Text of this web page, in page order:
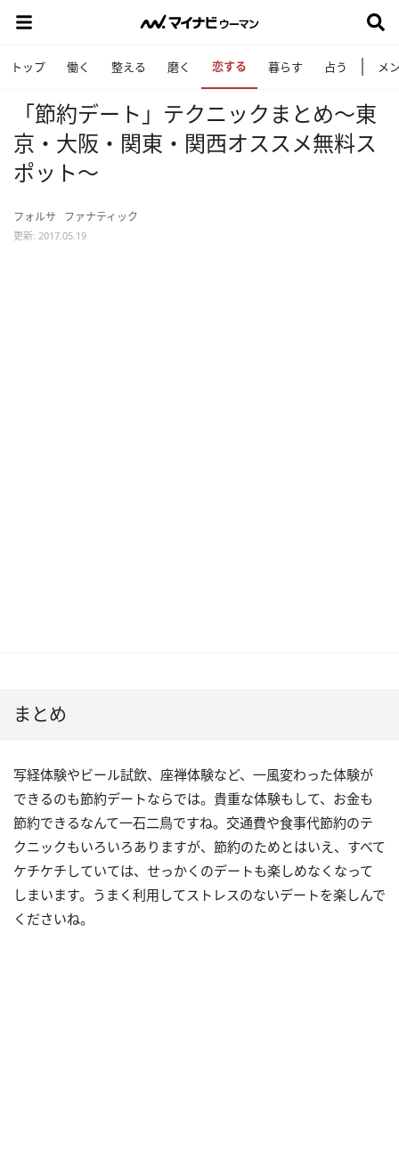
トップ 働く 整える 磨く 恋する 暮らす 占う メ
「節約デート」テクニックまとめ～東
京・大阪・関東・関西オススメ無料ス
ポット～
フォルサ ファナティック
更新: 2017.05.19
まとめ
写経体験やビール試飲、座禅体験など、一風変わった体験が
できるのも節約デートならでは。貴重な体験もして、お金も
節約できるなんて一石二鳥ですね。交通費や食事代節約のテ
クニックもいろいろありますが、節約のためとはいえ、すべて
ケチケチしていては、せっかくのデートも楽しめなくなって
しまいます。うまく利用してストレスのないデートを楽しんで
くださいね。